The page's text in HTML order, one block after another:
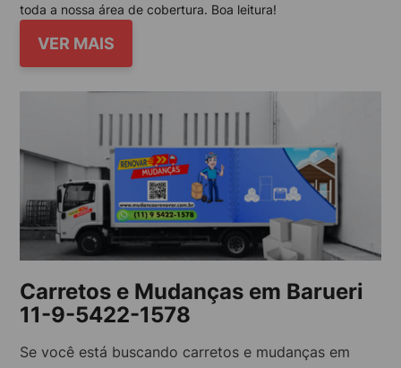
toda a nossa área de cobertura. Boa leitura!
VER MAIS
Carretos e Mudanças em Barueri
11-9-5422-1578
Se você está buscando carretos e mudanças em